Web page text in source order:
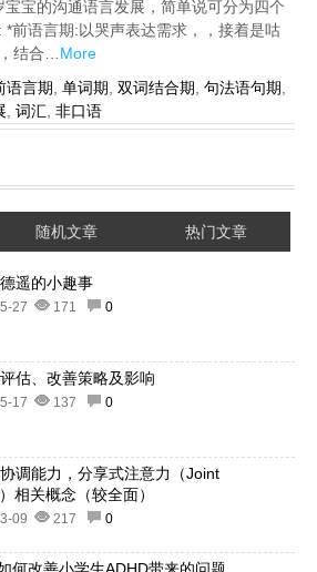
宝宝的沟通语言发展，简单说可分为四个
*前语言期:以哭声表达需求，，接着是咕
结合… More
语言期 单词期 双词结合期 句法语句期
词汇 非口语
随机文章 热门文章
遥的小趣事
27 171 0
估、改善策略及影响
17 137 0
调能力，分享式注意力（Joint
相关概念（较全面）
09 217 0